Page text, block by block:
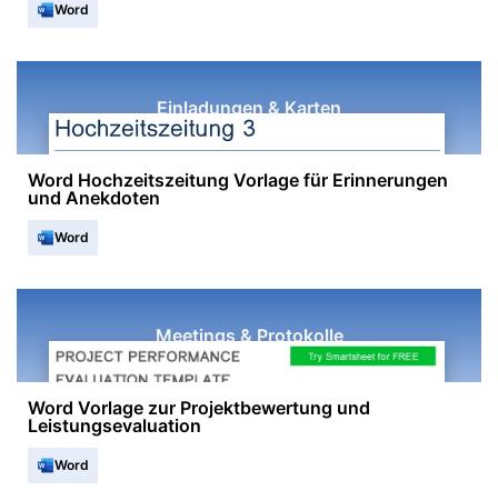
Word
Einladungen & Karten
Word Hochzeitszeitung Vorlage für Erinnerungen
und Anekdoten
Word
Meetings & Protokolle
Word Vorlage zur Projektbewertung und
Leistungsevaluation
Word